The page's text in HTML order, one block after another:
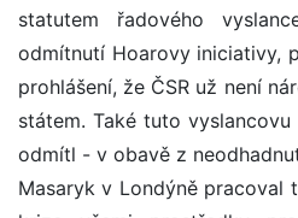
statutem řadového
odmítnutí Hoarovy iniciativy,
prohlášení, že ČSR už není
státem. Také tuto
odmítl - v obavě z
Masaryk v Londýně pracoval